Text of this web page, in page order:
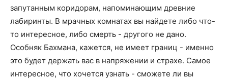
запутанным коридорам, напоминающим древние
лабиринты. В мрачных комнатах вы найдете либо что-
то интересное, либо смерть - другого не дано.
Особняк Бахмана, кажется, не имеет границ - именно
это будет держать вас в напряжении и страхе. Самое
интересное, что хочется узнать - сможете ли вы